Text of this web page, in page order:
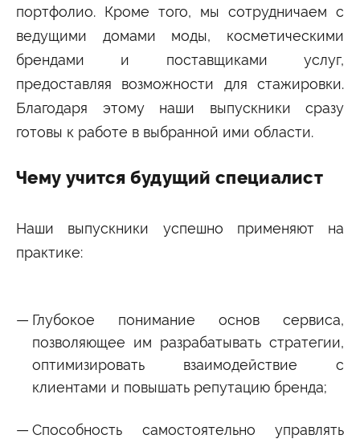
портфолио. Кроме того, мы сотрудничаем с
ведущими домами моды, косметическими
брендами и поставщиками услуг,
предоставляя возможности для стажировки.
Благодаря этому наши выпускники сразу
готовы к работе в выбранной ими области.
Чему учится будущий специалист
Наши выпускники успешно применяют на
практике:
Глубокое понимание основ сервиса,
позволяющее им разрабатывать стратегии,
оптимизировать взаимодействие с
клиентами и повышать репутацию бренда;
Способность самостоятельно управлять